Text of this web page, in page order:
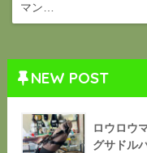
マン…
NEW POST
ロウロウ
グサドル